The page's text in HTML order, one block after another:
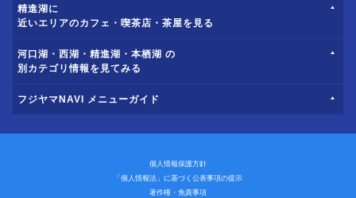
精進湖に
近いエリアのカフェ・喫茶店・茶屋を見る
河口湖・西湖・精進湖・本栖湖 の
別カテゴリ情報を見てみる
フジヤマNAVI メニューガイド
個人情報保護方針
「個人情報法」に基づく公表事項の提示
著作権・免責事項